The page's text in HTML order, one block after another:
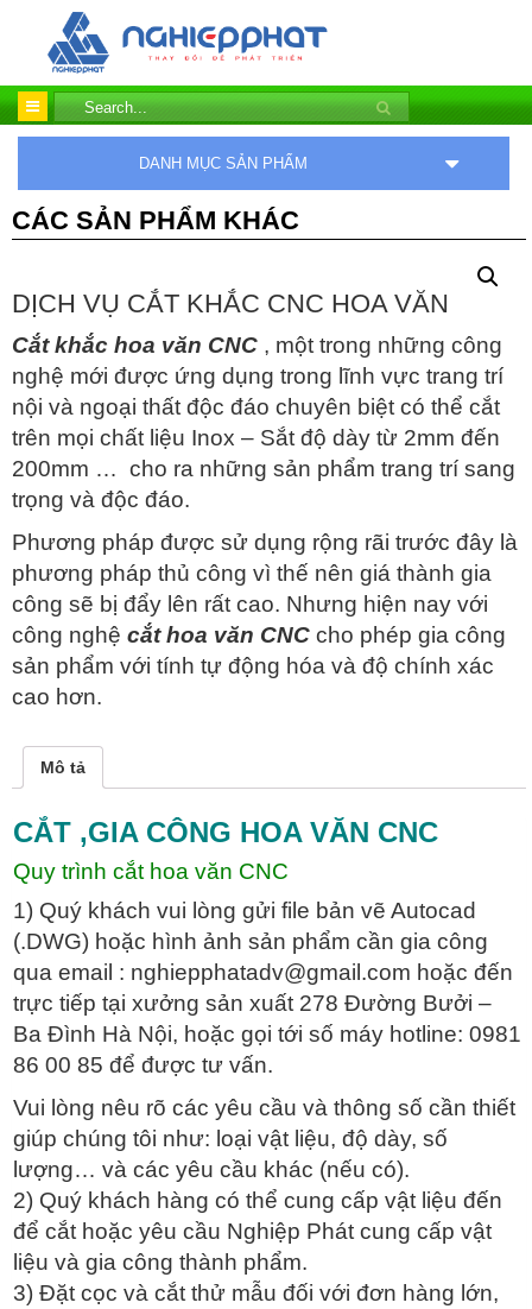
DANH MỤC SẢN PHẨM
CÁC SẢN PHẨM KHÁC
DỊCH VỤ CẮT KHẮC CNC HOA VĂN
Cắt khắc hoa văn CNC , một trong những công
nghệ mới được ứng dụng trong lĩnh vực trang trí
nội và ngoại thất độc đáo chuyên biệt có thể cắt
trên mọi chất liệu Inox – Sắt độ dày từ 2mm đến
200mm … cho ra những sản phẩm trang trí sang
trọng và độc đáo.
Phương pháp được sử dụng rộng rãi trước đây là
phương pháp thủ công vì thế nên giá thành gia
công sẽ bị đẩy lên rất cao. Nhưng hiện nay với
công nghệ cắt hoa văn CNC cho phép gia công
sản phẩm với tính tự động hóa và độ chính xác
cao hơn.
Mô tả
CẮT ,GIA CÔNG HOA VĂN CNC
Quy trình cắt hoa văn CNC
1) Quý khách vui lòng gửi file bản vẽ Autocad
(.DWG) hoặc hình ảnh sản phẩm cần gia công
qua email : nghiepphatadv@gmail.com hoặc đến
trực tiếp tại xưởng sản xuất 278 Đường Bưởi –
Ba Đình Hà Nội, hoặc gọi tới số máy hotline: 0981
86 00 85 để được tư vấn.
Vui lòng nêu rõ các yêu cầu và thông số cần thiết
giúp chúng tôi như: loại vật liệu, độ dày, số
lượng… và các yêu cầu khác (nếu có).
2) Quý khách hàng có thể cung cấp vật liệu đến
để cắt hoặc yêu cầu Nghiệp Phát cung cấp vật
liệu và gia công thành phẩm.
3) Đặt cọc và cắt thử mẫu đối với đơn hàng lớn,